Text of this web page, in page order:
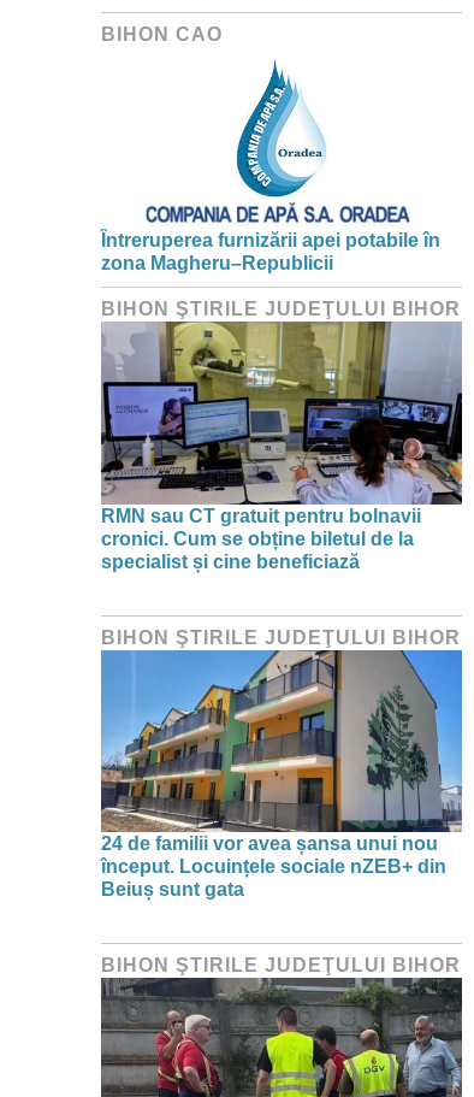
BIHON CAO
Întreruperea furnizării apei potabile în
zona Magheru–Republicii
BIHON ŞTIRILE JUDEŢULUI BIHOR
RMN sau CT gratuit pentru bolnavii
cronici. Cum se obține biletul de la
specialist și cine beneficiază
BIHON ŞTIRILE JUDEŢULUI BIHOR
24 de familii vor avea șansa unui nou
început. Locuințele sociale nZEB+ din
Beiuș sunt gata
BIHON ŞTIRILE JUDEŢULUI BIHOR